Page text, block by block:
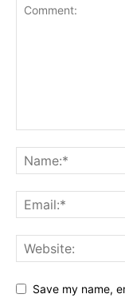
Save my name,